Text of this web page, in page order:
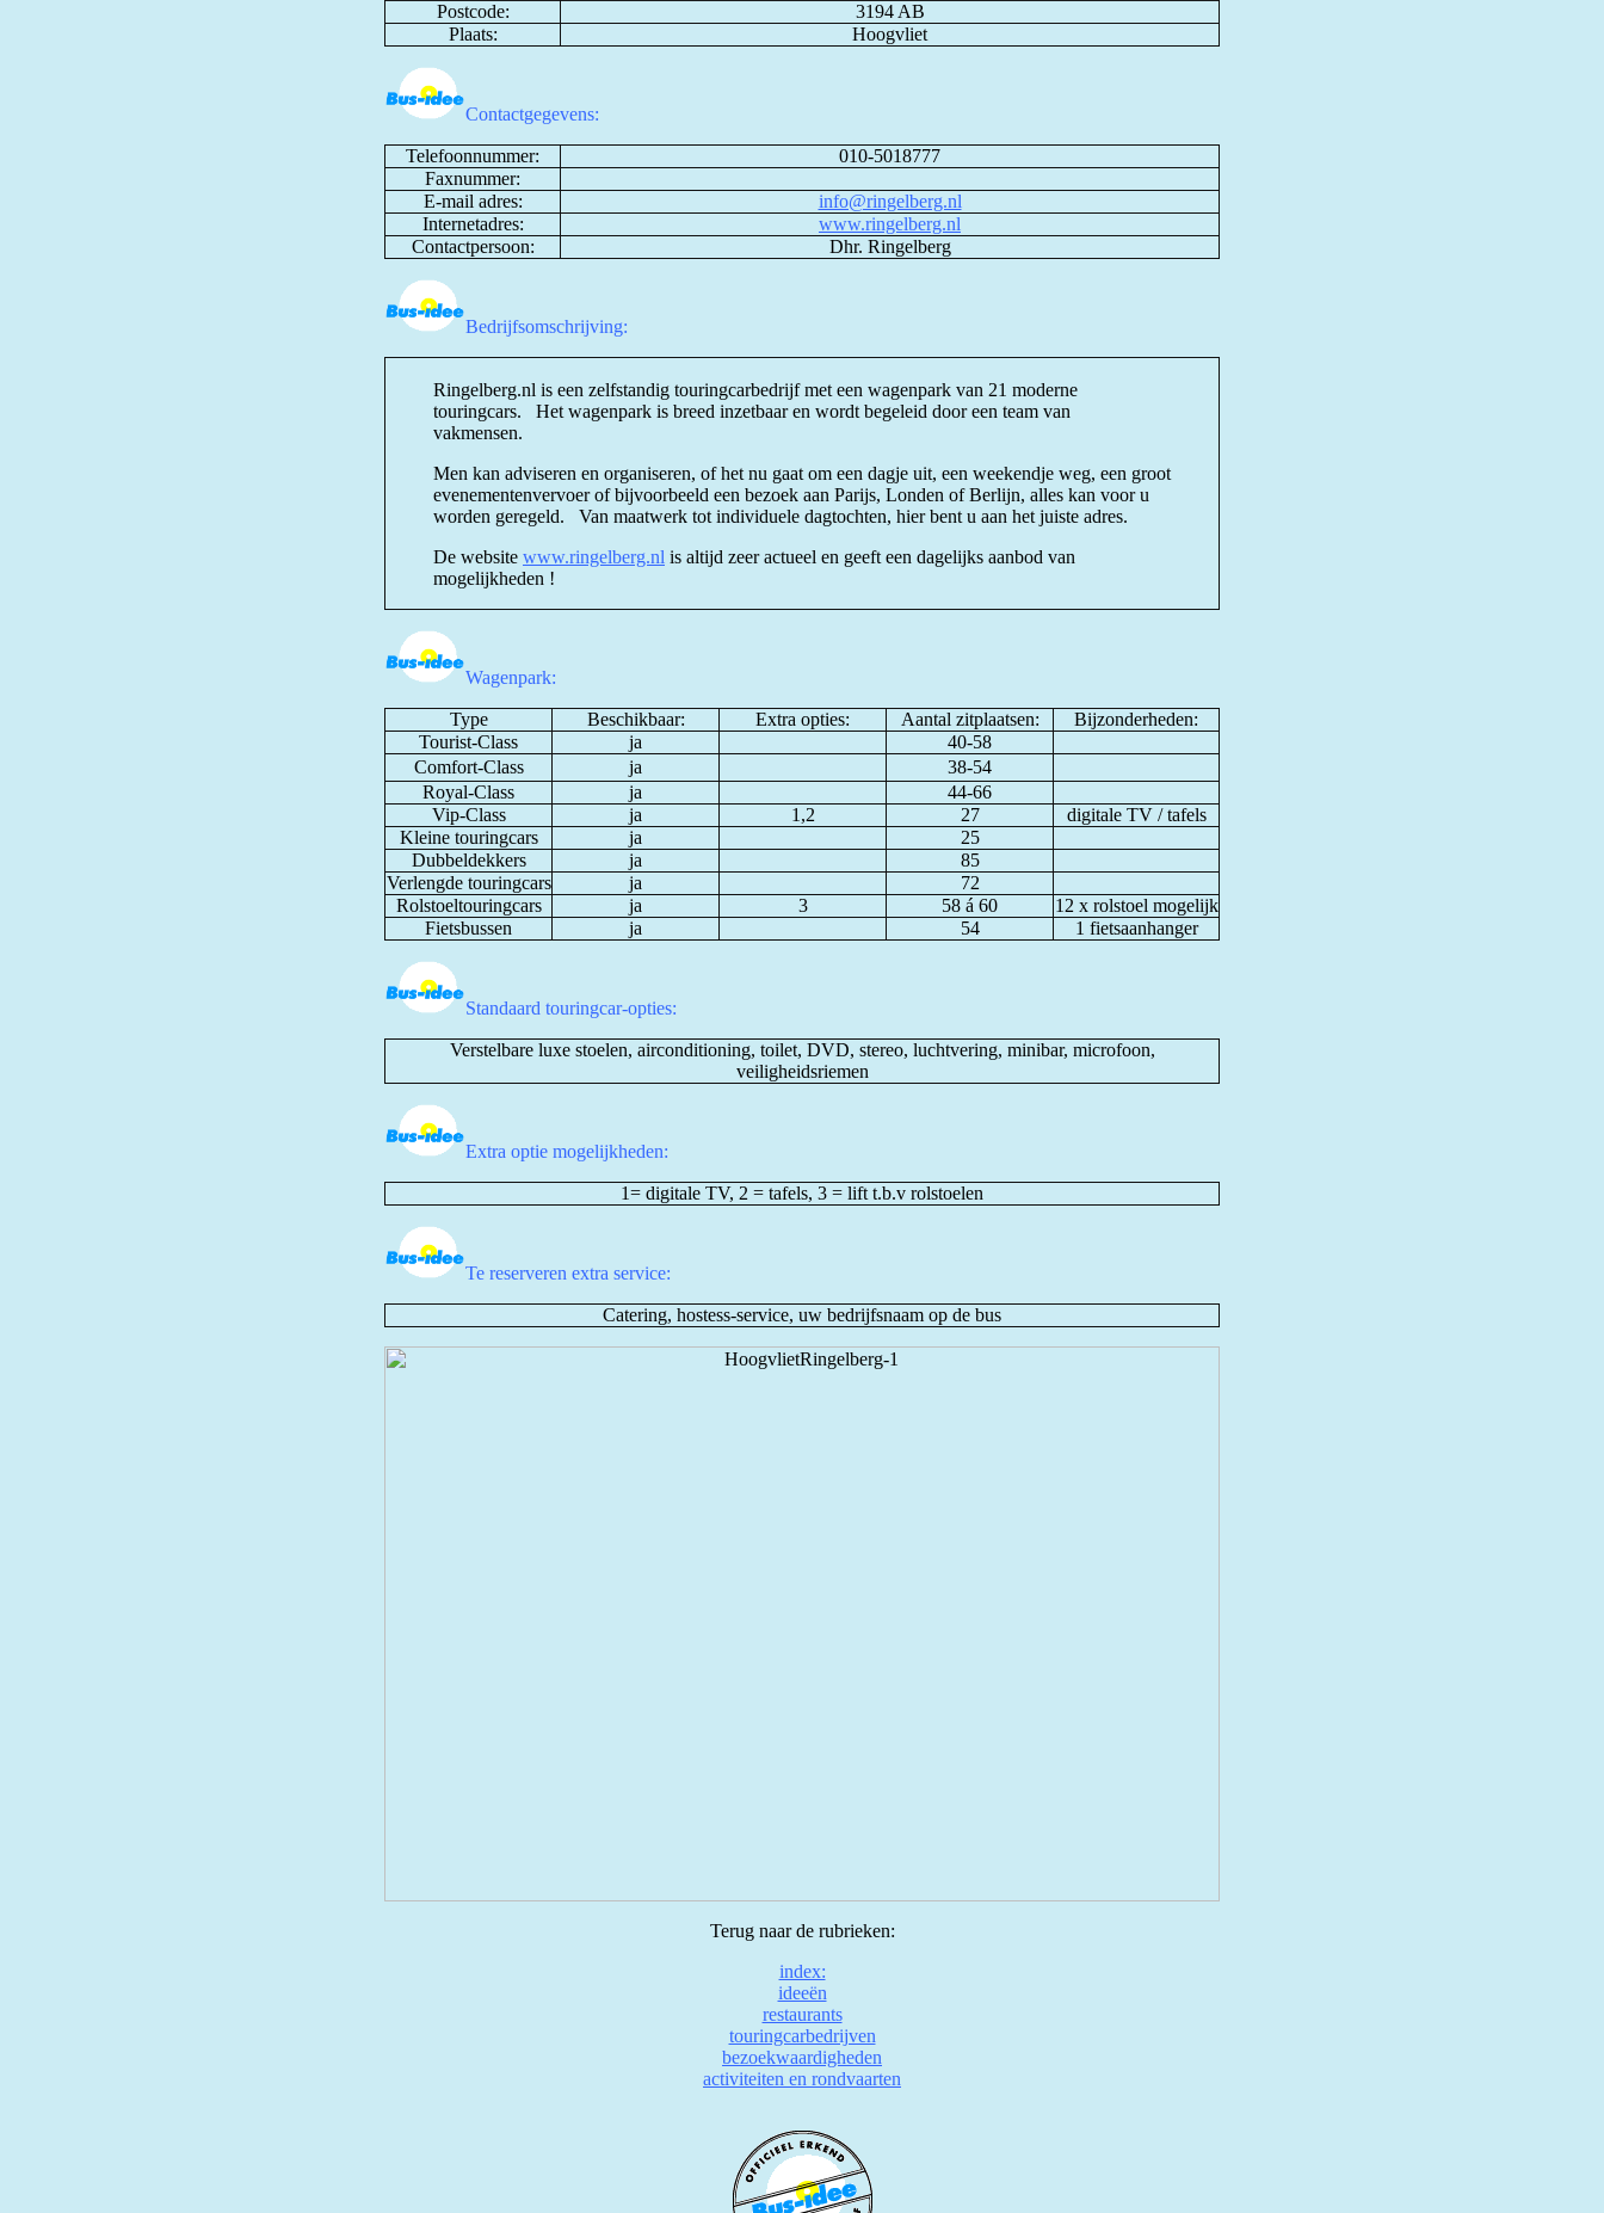
Postcode:
3194 AB
Plaats:
Hoogvliet
Contactgegevens:
Telefoonnummer:
010-5018777
Faxnummer:
E-mail adres:
info@ringelberg.nl
Internetadres:
www.ringelberg.nl
Contactpersoon:
Dhr. Ringelberg
Bedrijfsomschrijving:
Ringelberg.nl is een zelfstandig touringcarbedrijf met een wagenpark van 21 moderne
touringcars. Het wagenpark is breed inzetbaar en wordt begeleid door een team van
vakmensen.
Men kan adviseren en organiseren, of het nu gaat om een dagje uit, een weekendje weg, een groot
evenementenvervoer of bijvoorbeeld een bezoek aan Parijs, Londen of Berlijn, alles kan voor u
worden geregeld. Van maatwerk tot individuele dagtochten, hier bent u aan het juiste adres.
De website www.ringelberg.nl is altijd zeer actueel en geeft een dagelijks aanbod van
mogelijkheden !
Wagenpark:
Type Beschikbaar: Extra opties: Aantal zitplaatsen:
Bijzonderheden:
Tourist-Class
ja
40-58
Comfort-Class
ja
38-54
Royal-Class
ja
44-66
Vip-Class
ja 1,2 27
digitale TV / tafels
Kleine touringcars
ja
25
Dubbeldekkers
ja
85
Verlengde touringcars
ja
72
Rolstoeltouringcars
ja 3 58 á 60
12 x rolstoel mogelijk
Fietsbussen
ja 54 1 fietsaanhanger
Standaard touringcar-opties:
Verstelbare luxe stoelen, airconditioning, toilet, DVD, stereo, luchtvering, minibar, microfoon,
veiligheidsriemen
Extra optie mogelijkheden:
1= digitale TV, 2 = tafels, 3 = lift t.b.v rolstoelen
Te reserveren extra service:
Catering, hostess-service, uw bedrijfsnaam op de bus
Terug naar de rubrieken:
index:
ideeën
restaurants
touringcarbedrijven
bezoekwaardigheden
activiteiten en rondvaarten